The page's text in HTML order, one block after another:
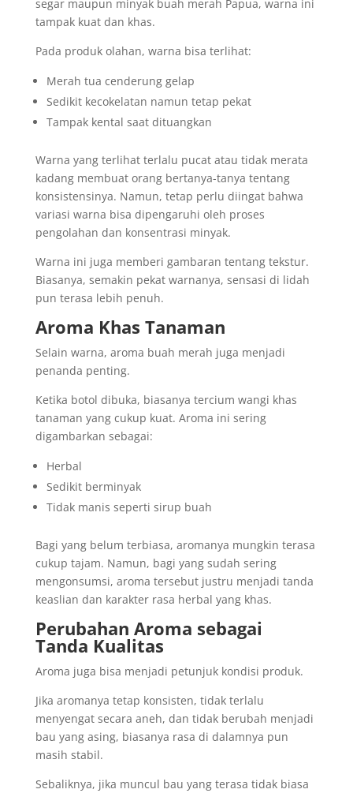
segar maupun minyak buah merah Papua, warna ini
tampak kuat dan khas.
Pada produk olahan, warna bisa terlihat:
Merah tua cenderung gelap
Sedikit kecokelatan namun tetap pekat
Tampak kental saat dituangkan
Warna yang terlihat terlalu pucat atau tidak merata
kadang membuat orang bertanya-tanya tentang
konsistensinya. Namun, tetap perlu diingat bahwa
variasi warna bisa dipengaruhi oleh proses
pengolahan dan konsentrasi minyak.
Warna ini juga memberi gambaran tentang tekstur.
Biasanya, semakin pekat warnanya, sensasi di lidah
pun terasa lebih penuh.
Aroma Khas Tanaman
Selain warna, aroma buah merah juga menjadi
penanda penting.
Ketika botol dibuka, biasanya tercium wangi khas
tanaman yang cukup kuat. Aroma ini sering
digambarkan sebagai:
Herbal
Sedikit berminyak
Tidak manis seperti sirup buah
Bagi yang belum terbiasa, aromanya mungkin terasa
cukup tajam. Namun, bagi yang sudah sering
mengonsumsi, aroma tersebut justru menjadi tanda
keaslian dan karakter rasa herbal yang khas.
Perubahan Aroma sebagai
Tanda Kualitas
Aroma juga bisa menjadi petunjuk kondisi produk.
Jika aromanya tetap konsisten, tidak terlalu
menyengat secara aneh, dan tidak berubah menjadi
bau yang asing, biasanya rasa di dalamnya pun
masih stabil.
Sebaliknya, jika muncul bau yang terasa tidak biasa